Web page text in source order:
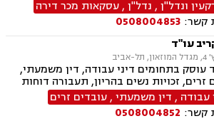
וירושות, ייפוי כוח מתמשך
ונדל"ן, נדל"ן,עסקאות מכר דירה
קשר: 0508004853
עו"ד
עוסק בתחומים דיני עבודה, דין משמעתי,
זרים, זכויות נשים בהריון, תעבורה דוחות
נהיגה בשכרות, המכון הרפואי לבטיחות
שלילת רשיון נהיגה, פסילת רשיון מנהלית
עבודה , דין משמעתי,עובדים זרים
קשר: 0508004852